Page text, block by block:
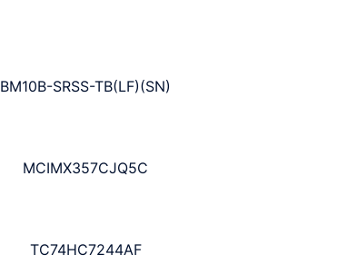
BM10B-SRSS-TB(LF)(SN)
MCIMX357CJQ5C
TC74HC7244AF